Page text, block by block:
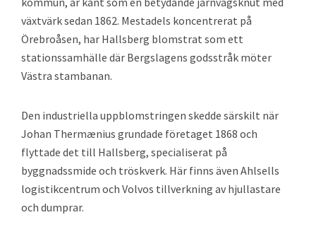
växtvärk sedan 1862. Mestadels koncentrerat på
Örebroåsen, har Hallsberg blomstrat som ett
stationssamhälle där Bergslagens godsstråk möter
Västra stambanan.
Den industriella uppblomstringen skedde särskilt när
Johan Thermænius grundade företaget 1868 och
flyttade det till Hallsberg, specialiserat på
byggnadssmide och tröskverk. Här finns även Ahlsells
logistikcentrum och Volvos tillverkning av hjullastare
och dumprar.